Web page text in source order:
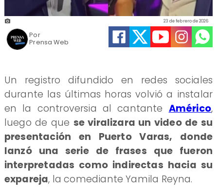
Prensa Web
23 de febrero de 2026
Por
Un registro difundido en redes sociales
durante las últimas horas volvió a instalar
en la controversia al cantante Américo,
luego de que se viralizara un video de su
presentación en Puerto Varas, donde
lanzó una serie de frases que fueron
interpretadas como indirectas hacia su
expareja, la comediante Yamila Reyna.